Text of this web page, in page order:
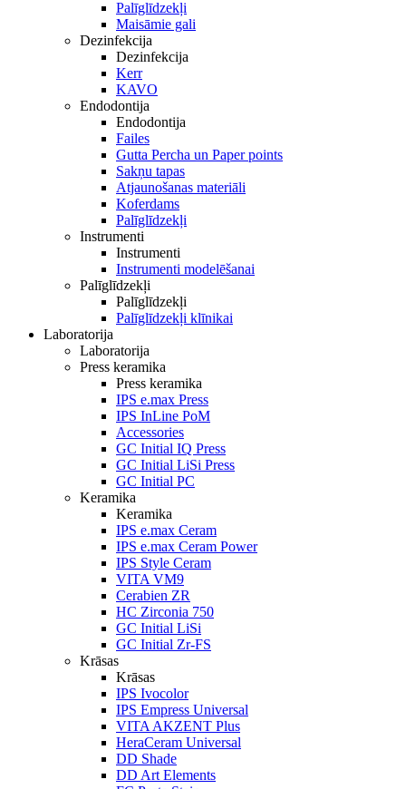
Palīglīdzekļi
Maisāmie gali
Dezinfekcija
Dezinfekcija
Kerr
KAVO
Endodontija
Endodontija
Failes
Gutta Percha un Paper points
Sakņu tapas
Atjaunošanas materiāli
Koferdams
Palīglīdzekļi
Instrumenti
Instrumenti
Instrumenti modelēšanai
Palīglīdzekļi
Palīglīdzekļi
Palīglīdzekļi klīnikai
Laboratorija
Laboratorija
Press keramika
Press keramika
IPS e.max Press
IPS InLine PoM
Accessories
GC Initial IQ Press
GC Initial LiSi Press
GC Initial PC
Keramika
Keramika
IPS e.max Ceram
IPS e.max Ceram Power
IPS Style Ceram
VITA VM9
Cerabien ZR
HC Zirconia 750
GC Initial LiSi
GC Initial Zr-FS
Krāsas
Krāsas
IPS Ivocolor
IPS Empress Universal
VITA AKZENT Plus
HeraCeram Universal
DD Shade
DD Art Elements